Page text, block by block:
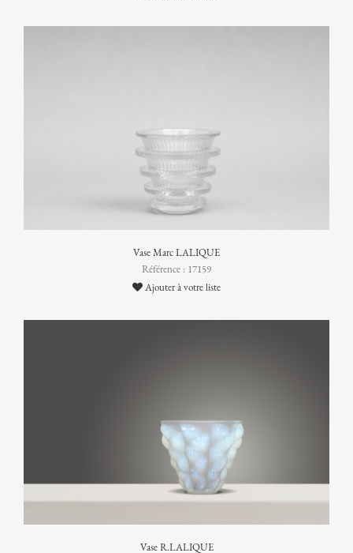
Vase Marc LALIQUE
Référence : 17159
Ajouter à votre liste
Vase R.LALIQUE